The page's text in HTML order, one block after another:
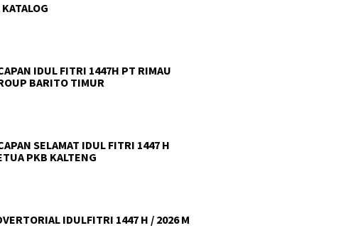
IDUL FITRI 1447H PT RIMAU
BARITO TIMUR
SELAMAT IDUL FITRI 1447 H
PKB KALTENG
IDULFITRI 1447 H / 2026 M